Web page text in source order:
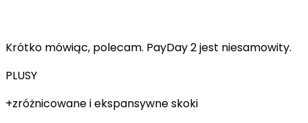
Krótko mówiąc, polecam. PayDay 2 jest niesamowity.
PLUSY
+zróżnicowane i ekspansywne skoki